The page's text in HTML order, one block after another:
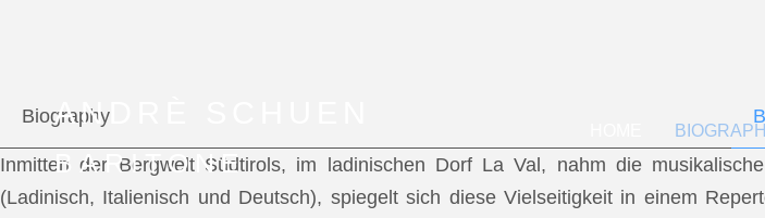
ANDRÈ SCHUEN
BARITONE
Biography
Inmitten der Bergwelt Südtirols, im ladinischen Dorf La Val, nahm die
(Ladinisch, Italienisch und Deutsch), spiegelt sich diese Vielseitigkeit in einem